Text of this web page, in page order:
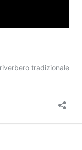
tradizionale